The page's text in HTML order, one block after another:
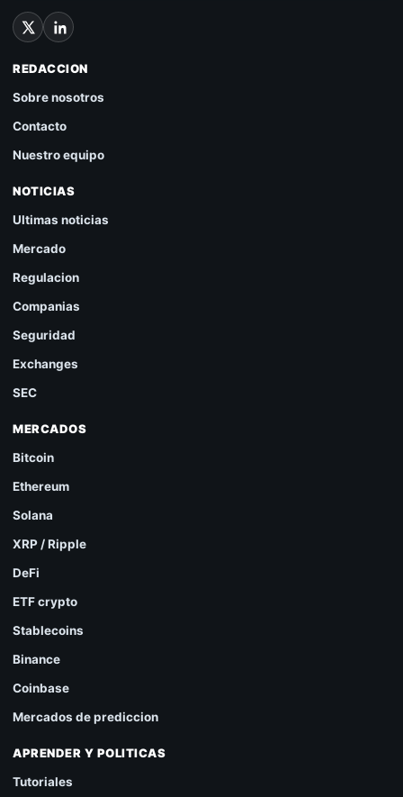
REDACCION
Sobre nosotros
Contacto
Nuestro equipo
NOTICIAS
Ultimas noticias
Mercado
Regulacion
Companias
Seguridad
Exchanges
SEC
MERCADOS
Bitcoin
Ethereum
Solana
XRP / Ripple
DeFi
ETF crypto
Stablecoins
Binance
Coinbase
Mercados de prediccion
APRENDER Y POLITICAS
Tutoriales